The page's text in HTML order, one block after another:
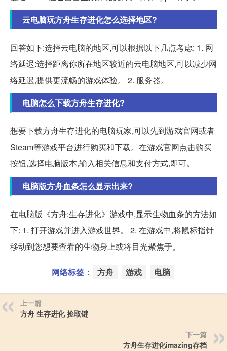
云电脑玩方舟生存进化怎么选择地区?
回答如下:选择云电脑的地区,可以根据以下几点考虑: 1. 网
络延迟:选择距离你所在地区较近的云电脑地区,可以减少网
络延迟,提供更流畅的游戏体验。 2. 服务器。
电脑怎么下载方舟生存进化?
想要下载方舟生存进化的电脑玩家,可以先到游戏官网或者
Steam等游戏平台进行购买和下载。在游戏官网点击购买
按钮,选择电脑版本,输入相关信息和支付方式,即可。
电脑版方舟血条怎么显示出来?
在电脑版《方舟:生存进化》游戏中,显示生物血条的方法如
下: 1. 打开游戏并进入游戏世界。 2. 在游戏中,将鼠标指针
移动到您想要查看的生物身上或将目光聚焦于。
网络标签： 方舟 游戏 电脑
上一篇
方舟 生存进化 捡取键
下一篇
方舟生存进化imazing存档